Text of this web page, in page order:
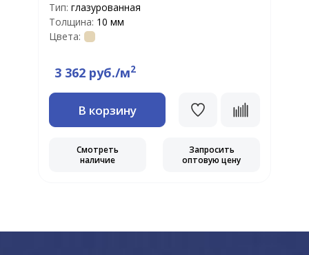
Тип: глазурованная
Толщина: 10 мм
Цвета:
3 362 руб./м2
В корзину
Смотреть
наличие
Запросить
оптовую цену